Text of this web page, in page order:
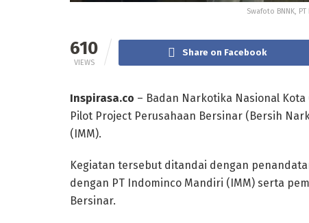
Swafoto BNNK,
610
VIEWS
Share on Facebook
Inspirasa.co – Badan Narkotika Nasional
Pilot Project Perusahaan Bersinar (Bersih
(IMM).
Kegiatan tersebut ditandai dengan
dengan PT Indominco Mandiri (IMM) serta
Bersinar.